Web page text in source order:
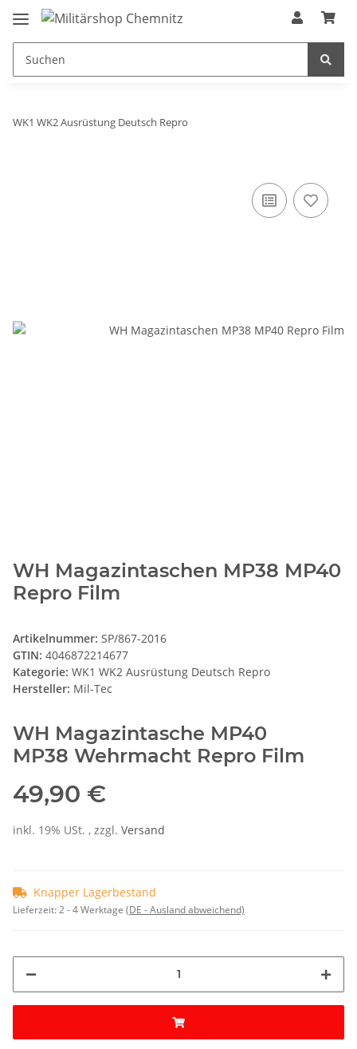
WK1 WK2 Ausrüstung Deutsch Repro
WH Magazintaschen MP38 MP40
Repro Film
Artikelnummer: SP/867-2016
GTIN: 4046872214677
Kategorie: WK1 WK2 Ausrüstung Deutsch Repro
Hersteller: Mil-Tec
WH Magazintasche MP40
MP38 Wehrmacht Repro Film
49,90 €
inkl. 19% USt. , zzgl. Versand
Knapper Lagerbestand
Lieferzeit:2 - 4 Werktage (DE - Ausland abweichend)